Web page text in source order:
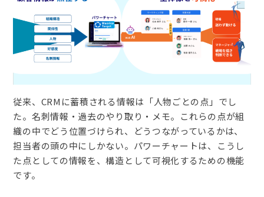
従来、CRMに蓄積される情報は「人物ごとの点」でし
た。名刺情報・過去のやり取り・メモ。これらの点が組
織の中でどう位置づけられ、どうつながっているかは、
担当者の頭の中にしかない。パワーチャートは、こうし
た点としての情報を、構造として可視化するための機能
です。